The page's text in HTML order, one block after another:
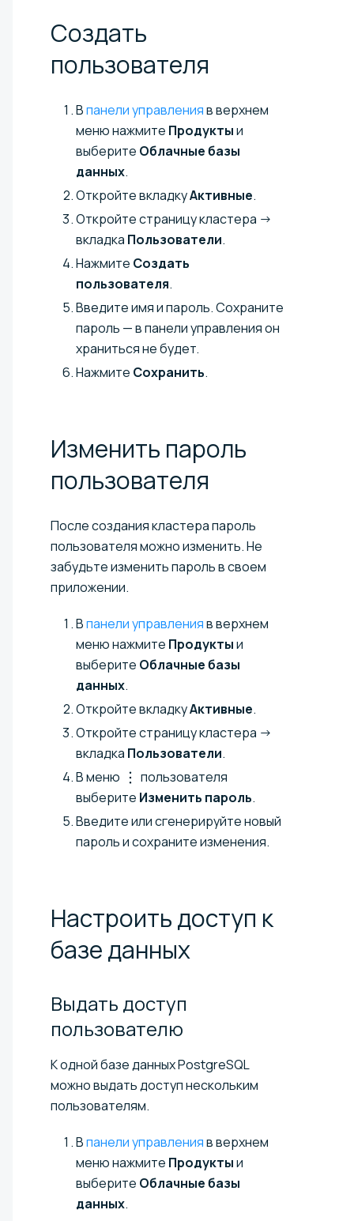
Создать
пользователя
Впанели управленияв верхнем
меню нажмите Продуктыи
выберите Облачные базы
данных.
Откройте вкладкуАктивные.
Откройте страницу кластера →
вкладка Пользователи.
Нажмите Создать
пользователя.
Введите имя и пароль. Сохраните
пароль — в панели управления он
храниться не будет.
Нажмите Сохранить.
Изменить пароль
пользователя
После создания кластера пароль
пользователя можно изменить. Не
забудьте изменить пароль в своем
приложении.
Впанели управленияв верхнем
меню нажмите Продуктыи
выберите Облачные базы
данных.
Откройте вкладкуАктивные.
Откройте страницу кластера →
вкладка Пользователи.
В меню
пользователя
выберите Изменить пароль.
Введите или сгенерируйте новый
пароль и сохраните изменения.
Настроить доступ к
базеданных
Выдать доступ
пользователю
К одной базе данных PostgreSQL
можно выдать доступ нескольким
пользователям.
Впанели управленияв верхнем
меню нажмите Продуктыи
выберите Облачные базы
данных.